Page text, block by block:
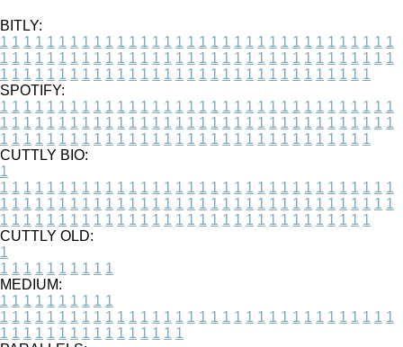
BITLY:
1 1 1 1 1 1 1 1 1 1 1 1 1 1 1 1 1 1 1 1 1 1 1 1 1 1 1 1 1 1 1 1 1 1
1 1 1 1 1 1 1 1 1 1 1 1 1 1 1 1 1 1 1 1 1 1 1 1 1 1 1 1 1 1 1 1 1 1
1 1 1 1 1 1 1 1 1 1 1 1 1 1 1 1 1 1 1 1 1 1 1 1 1 1 1 1 1 1 1 1
SPOTIFY:
1 1 1 1 1 1 1 1 1 1 1 1 1 1 1 1 1 1 1 1 1 1 1 1 1 1 1 1 1 1 1 1 1 1
1 1 1 1 1 1 1 1 1 1 1 1 1 1 1 1 1 1 1 1 1 1 1 1 1 1 1 1 1 1 1 1 1 1
1 1 1 1 1 1 1 1 1 1 1 1 1 1 1 1 1 1 1 1 1 1 1 1 1 1 1 1 1 1 1 1
CUTTLY BIO:
1
1 1 1 1 1 1 1 1 1 1 1 1 1 1 1 1 1 1 1 1 1 1 1 1 1 1 1 1 1 1 1 1 1 1
1 1 1 1 1 1 1 1 1 1 1 1 1 1 1 1 1 1 1 1 1 1 1 1 1 1 1 1 1 1 1 1 1 1
1 1 1 1 1 1 1 1 1 1 1 1 1 1 1 1 1 1 1 1 1 1 1 1 1 1 1 1 1 1 1 1
CUTTLY OLD:
1
1 1 1 1 1 1 1 1 1 1
MEDIUM:
1 1 1 1 1 1 1 1 1 1
1 1 1 1 1 1 1 1 1 1 1 1 1 1 1 1 1 1 1 1 1 1 1 1 1 1 1 1 1 1 1 1 1 1
1 1 1 1 1 1 1 1 1 1 1 1 1 1 1 1